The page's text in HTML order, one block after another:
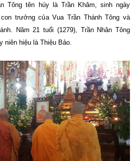
Tông tên húy là Trần Khâm, sinh ngày
con trưởng của Vua Trần Thánh Tông và
Năm 21 tuổi (1279), Trần Nhân Tông
niên hiệu là Thiệu Bảo.